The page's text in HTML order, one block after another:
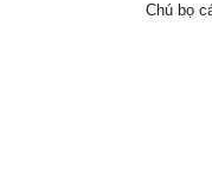
Chú bọ